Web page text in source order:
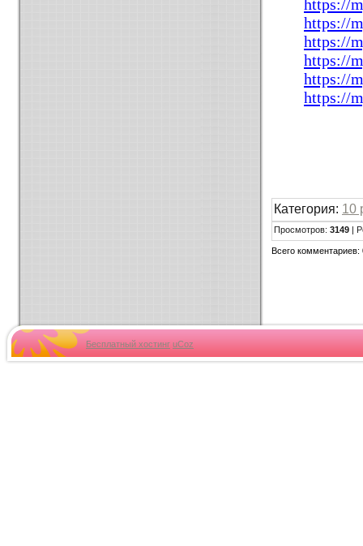
https://
https://
https://
https://
https://
https://
Категория: 10
Просмотров: 3149 |
Всего комментариев:
Бесплатный хостинг uCoz